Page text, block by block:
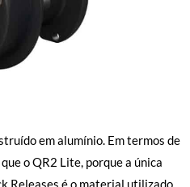
em alumínio. Em termos de
o QR2 Lite, porque a única
Releases é o material utilizado.